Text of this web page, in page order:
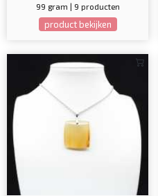
99 gram | 9 producten
product bekijken